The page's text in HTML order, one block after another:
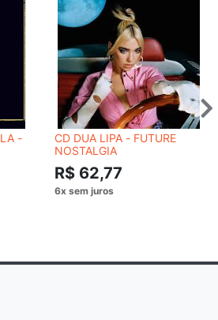
-
CD DUA LIPA - FUTURE
NOSTALGIA
R$ 62,77